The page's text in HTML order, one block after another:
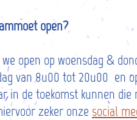
open?
open op woensdag &
van 8u00 tot 20u00 en
in de toekomst kunnen
zeker onze social